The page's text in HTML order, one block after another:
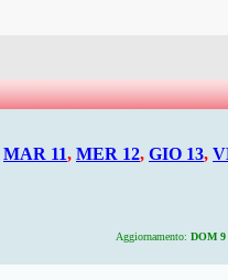
MAR 11, MER 12, GIO 13,
Aggiornamento: DOM 9